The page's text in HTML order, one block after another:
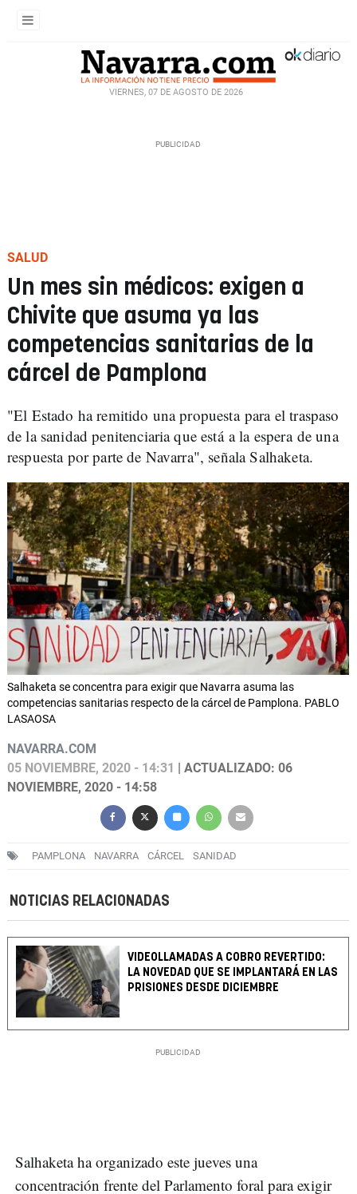
VIERNES, 07 DE AGOSTO DE 2026
SALUD
Un mes sin médicos: exigen a
Chivite que asuma ya las
competencias sanitarias de la
cárcel de Pamplona
"El Estado ha remitido una propuesta para el traspaso
de la sanidad penitenciaria que está a la espera de una
respuesta por parte de Navarra", señala Salhaketa.
Salhaketa se concentra para exigir que Navarra asuma las
competencias sanitarias respecto de la cárcel de Pamplona. PABLO
LASAOSA
NAVARRA.COM
05 NOVIEMBRE, 2020 - 14:31
| ACTUALIZADO: 06
NOVIEMBRE, 2020 - 14:58
PAMPLONA NAVARRA CÁRCEL SANIDAD
NOTICIAS RELACIONADAS
VIDEOLLAMADAS A COBRO REVERTIDO:
LA NOVEDAD QUE SE IMPLANTARÁ EN LAS
PRISIONES DESDE DICIEMBRE
Salhaketa ha organizado este jueves una
concentración frente del Parlamento foral para exigir